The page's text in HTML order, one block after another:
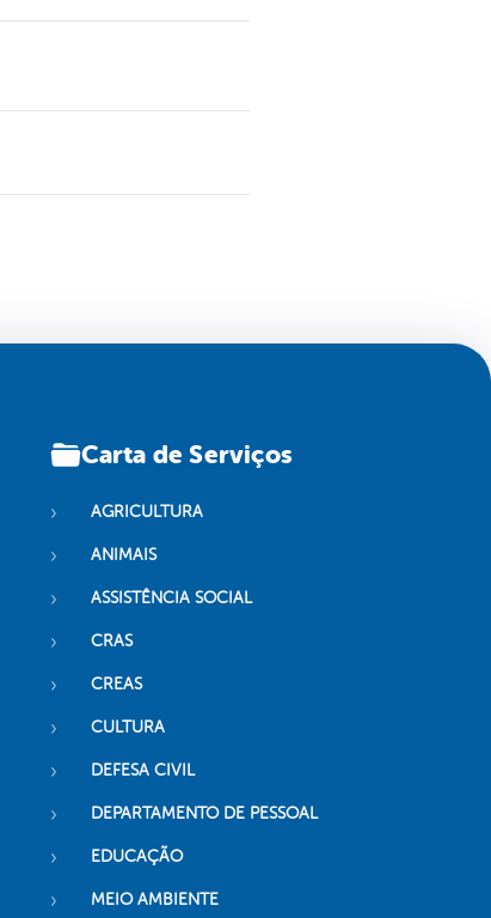
Carta de Serviços
AGRICULTURA
ANIMAIS
ASSISTÊNCIA SOCIAL
CRAS
CREAS
CULTURA
DEFESA CIVIL
DEPARTAMENTO DE PESSOAL
EDUCAÇÃO
MEIO AMBIENTE